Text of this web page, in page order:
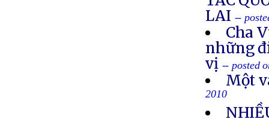
LAI --
Cha
những
vị -- posted
Một
2010